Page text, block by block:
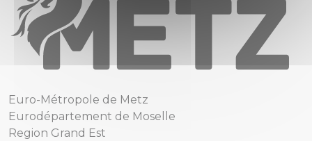
Euro-Métropole de Metz
Eurodépartement de Moselle
Region Grand Est